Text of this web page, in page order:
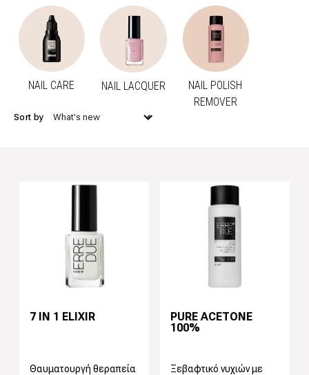
NAIL CARE NAIL LACQUER
NAIL POLISH
REMOVER
Προηγούμενο
NextSort by
7 IN 1 ELIXIR
Θαυματουργή θεραπεία
PURE ACETONE
100%
Ξεβαφτικό νυχιών με